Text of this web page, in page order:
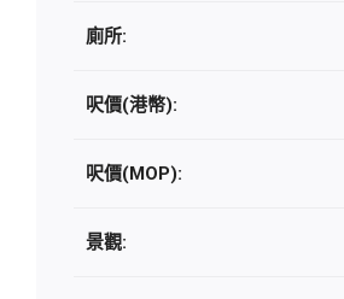
廁所:
呎價(港幣):
呎價(MOP):
景觀: